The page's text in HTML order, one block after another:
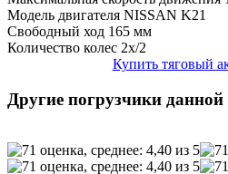
Модель двигателя NISSAN K21
Свободный ход 165 мм
Количество колес 2x/2
Купить тяговый
Другие погрузчики данной